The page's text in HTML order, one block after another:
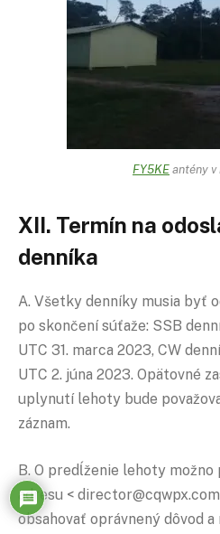
FY5KEantény v
XII. Termín na
denníka
A. Všetky denníky musia byť
po skončení súťaže: SSB
UTC 31. marca 2023, CW
UTC 2. júna 2023. Opätovné
uplynutí lehoty bude
záznam.
B. O predĺženie lehoty možno
adresu < director@cqwpx.com
obsahovať oprávnený dôvod